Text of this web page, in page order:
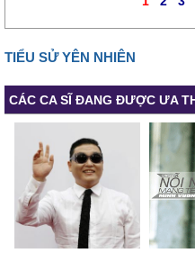
TIỂU SỬ YÊN NHIÊN
CÁC CA SĨ ĐANG ĐƯỢC ƯA